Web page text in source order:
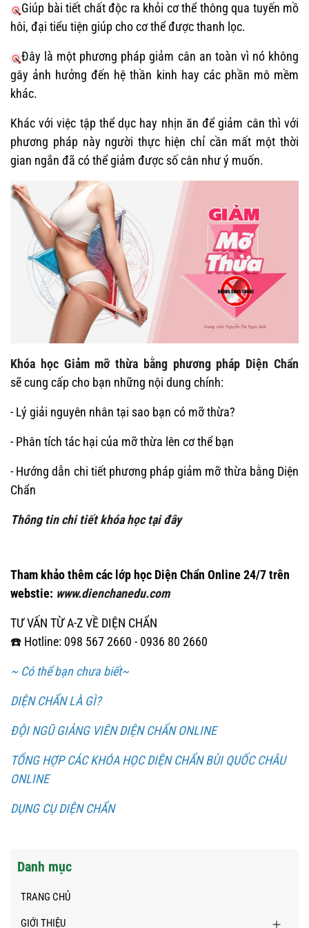
Giúp bài tiết chất độc ra khỏi cơ thể thông qua tuyến mồ
hôi, đại tiểu tiện giúp cho cơ thể được thanh lọc.
Đây là một phương pháp giảm cân an toàn vì nó không
gây ảnh hưởng đến hệ thần kinh hay các phần mô mềm
khác.
Khác với việc tập thể dục hay nhịn ăn để giảm cân thì với
phương pháp này người thực hiện chỉ cần mất một thời
gian ngắn đã có thể giảm được số cân như ý muốn.
Khóa học Giảm mỡ thừa bằng phương pháp Diện Chẩn
sẽ cung cấp cho bạn những nội dung chính:
- Lý giải nguyên nhân tại sao bạn có mỡ thừa?
- Phân tích tác hại của mỡ thừa lên cơ thể bạn
- Hướng dẫn chi tiết phương pháp giảm mỡ thừa bằng Diện
Chẩn
Thông tin chi tiết khóa học tại đây
Tham khảo thêm các lớp học Diện Chẩn Online 24/7 trên
webstie: www.dienchanedu.com
TƯ VẤN TỪ A-Z VỀ DIỆN CHẨN
☎️ Hotline: 098 567 2660 - 0936 80 2660
~ Có thể bạn chưa biết~
DIỆN CHẨN LÀ GÌ?
ĐỘI NGŨ GIẢNG VIÊN DIỆN CHẨN ONLINE
TỔNG HỢP CÁC KHÓA HỌC DIỆN CHẨN BÙI QUỐC CHÂU
ONLINE
DỤNG CỤ DIỆN CHẨN
Danh mục
TRANG CHỦ
GIỚI THIỆU